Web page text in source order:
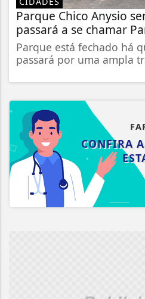
Parque Chico Anysio
passará a se chamar
Parque está fechado há
passará por uma ampla
CONFIRA